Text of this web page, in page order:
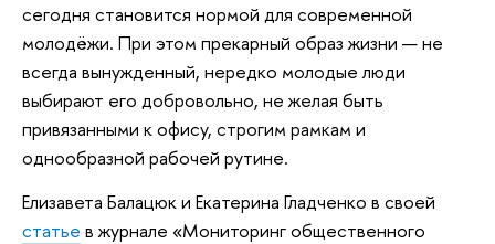
сегодня становится нормой для современной
молодёжи. При этом прекарный образ жизни — не
всегда вынужденный, нередко молодые люди
выбирают его добровольно, не желая быть
привязанными к офису, строгим рамкам и
однообразной рабочей рутине.
Елизавета Балацюк и Екатерина Гладченко в своей
статье в журнале «Мониторинг общественного